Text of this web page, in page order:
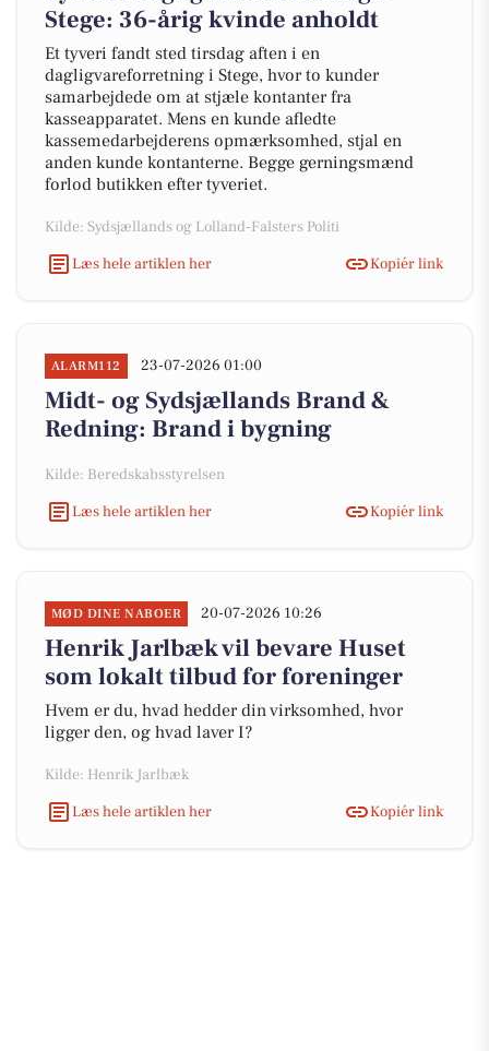
Stege: 36-årig kvinde anholdt
Et tyveri fandt sted tirsdag aften i en
dagligvareforretning i Stege, hvor to kunder
samarbejdede om at stjæle kontanter fra
kasseapparatet. Mens en kunde afledte
kassemedarbejderens opmærksomhed, stjal en
anden kunde kontanterne. Begge gerningsmænd
forlod butikken efter tyveriet.
Kilde: Sydsjællands og Lolland-Falsters Politi
Læs hele artiklen her
Kopiér link
ALARM112 23-07-2026 01:00
Midt- og Sydsjællands Brand &
Redning: Brand i bygning
Kilde: Beredskabsstyrelsen
Læs hele artiklen her
Kopiér link
MØD DINE NABOER 20-07-2026 10:26
Henrik Jarlbæk vil bevare Huset
som lokalt tilbud for foreninger
Hvem er du, hvad hedder din virksomhed, hvor
ligger den, og hvad laver I?
Kilde: Henrik Jarlbæk
Læs hele artiklen her
Kopiér link